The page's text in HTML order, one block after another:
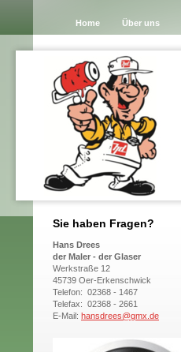
Home Über uns
Sie haben Fragen?
Hans Drees
der Maler - der Glaser
Werkstraße 12
45739 Oer-Erkenschwick
Telefon: 02368 - 1467
Telefax: 02368 - 2661
E-Mail: hansdrees@gmx.de